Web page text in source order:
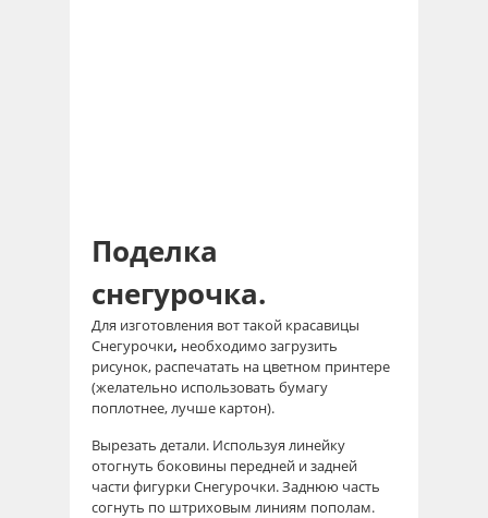
Поделка
снегурочка.
Для изготовления вот такой красавицы
Снегурочки, необходимо загрузить
рисунок, распечатать на цветном принтере
(желательно использовать бумагу
поплотнее, лучше картон).
Вырезать детали. Используя линейку
отогнуть боковины передней и задней
части фигурки Снегурочки. Заднюю часть
согнуть по штриховым линиям пополам.